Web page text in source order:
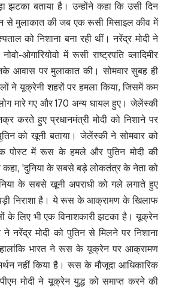
झटका बताया है। उन्होंने कहा कि उसी दिन
से मुलाकात की जब एक रूसी मिसाइल कीव में
को निशाना बना रही थीं। नरेंद्र मोदी ने
ओगारियोवो में रूसी राष्ट्रपति व्लादिमीर
आवास पर मुलाकात की। सोमवार सुबह ही
ने यूक्रेनी शहरों पर हमला किया, जिसमें कम
मारे गए और 170 अन्य घायल हुए। जेलेंस्की
करते हुए प्रधानमंत्री मोदी को निशाने पर
को खूनी बताया। जेलेंस्की ने सोमवार को
पोस्ट में रूस के हमले और पुतिन मोदी की
कहा, 'दुनिया के सबसे बड़े लोकतंत्र के नेता को
के सबसे खूनी अपराधी को गले लगाते हुए
निराशा है। ये रूस के आक्रामण के खिलाफ
के लिए भी एक विनाशकारी झटका है। यूक्रेन
नरेंद्र मोदी को पुतिन से मिलने पर निशाना
भारत ने रूस के यूक्रेन पर आक्रामण
नहीं किया है। रूस के मौजूदा आधिकारिक
मोदी ने यूक्रेन युद्ध को समाप्त करने की